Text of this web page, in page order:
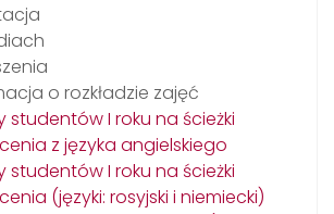
o rozkładzie zajęć
studentów I roku na ścieżki
z języka angielskiego
studentów I roku na ścieżki
(języki: rosyjski i niemiecki)